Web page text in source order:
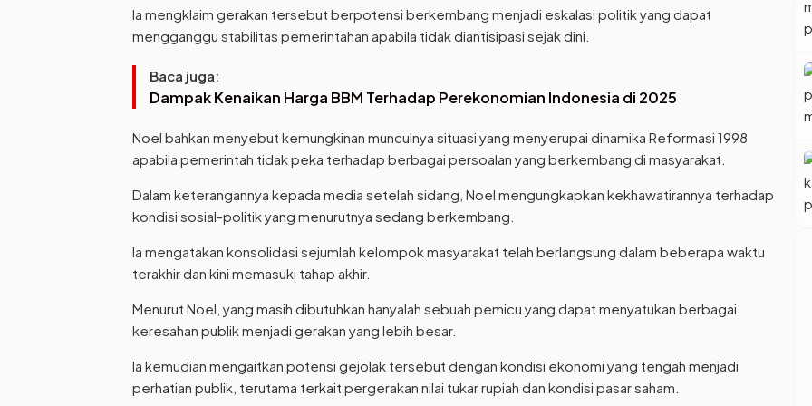
Ia mengklaim gerakan tersebut berpotensi berkembang menjadi eskalasi politik yang dapat
mengganggu stabilitas pemerintahan apabila tidak diantisipasi sejak dini.
Baca juga:
Dampak Kenaikan Harga BBM Terhadap Perekonomian Indonesia di 2025
Noel bahkan menyebut kemungkinan munculnya situasi yang menyerupai dinamika Reformasi 1998
apabila pemerintah tidak peka terhadap berbagai persoalan yang berkembang di masyarakat.
Dalam keterangannya kepada media setelah sidang, Noel mengungkapkan kekhawatirannya terhadap
kondisi sosial-politik yang menurutnya sedang berkembang.
Ia mengatakan konsolidasi sejumlah kelompok masyarakat telah berlangsung dalam beberapa waktu
terakhir dan kini memasuki tahap akhir.
Menurut Noel, yang masih dibutuhkan hanyalah sebuah pemicu yang dapat menyatukan berbagai
keresahan publik menjadi gerakan yang lebih besar.
Ia kemudian mengaitkan potensi gejolak tersebut dengan kondisi ekonomi yang tengah menjadi
perhatian publik, terutama terkait pergerakan nilai tukar rupiah dan kondisi pasar saham.